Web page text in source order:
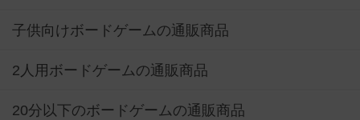
子供向けボードゲームの通販商品
2人用ボードゲームの通販商品
20分以下のボードゲームの通販商品